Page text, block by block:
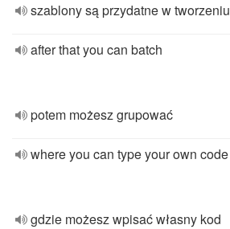
szablony są przydatne w tworzeniu
after that you can batch
potem możesz grupować
where you can type your own code
gdzie możesz wpisać własny kod